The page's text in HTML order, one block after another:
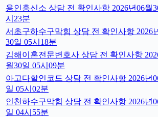
용인흥신소 상담 전 확인사항 2026년06월
시23분
서초구하수구막힘 상담 전 확인사항 2026
30일 05시18분
김해이혼전문변호사 상담 전 확인사항
월30일 05시09분
아고다할인코드 상담 전 확인사항 2026년
일 05시02분
인천하수구막힘 상담 전 확인사항 2026년
일 04시55분